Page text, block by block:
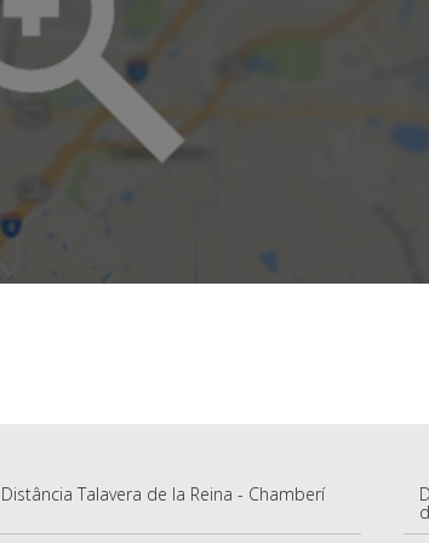
Distância Talavera de la Reina - Chamberí